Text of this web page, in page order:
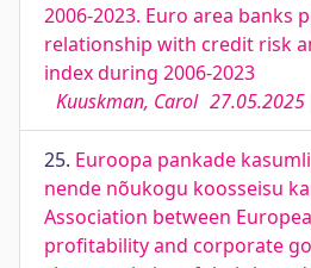
2006-2023. Euro area banks
relationship with credit risk
index during 2006-2023
Kuuskman, Carol 27.05.2025
25. Euroopa pankade
nende nõukogu koosseisu
Association between
profitability and corporate